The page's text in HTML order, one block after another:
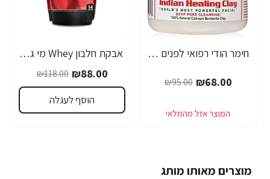
-28% חימר הודי רפואי לפנים 454 גרם - מבית Aztec Secret
₪68.00
₪95.00
-25%
אבקת חלבון Whey מי גבינה אופטימום גולד סטנדרט 454 גרם טעם דאבל שוקולד - מבית Optimum Nutrition
₪88.00
₪118.00
הוסף לעגלה
מוצרים מאותו מותג